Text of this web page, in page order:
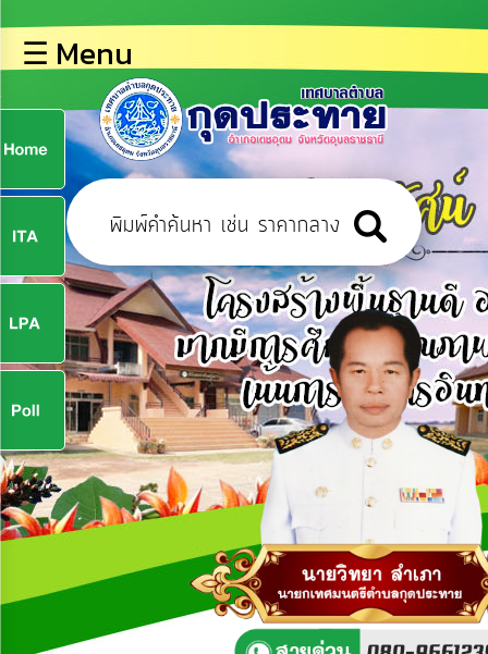
หลัก
ข้อมูล
พื้น
ฐาน
บุคลากร
ข่าว
ประชาสัมพันธ์
การ
ปฏิสัมพันธ์
ข้อมูล
รับ
ฟัง
ความ
คิด
เห็น
แผน
แผน
☰ Menu